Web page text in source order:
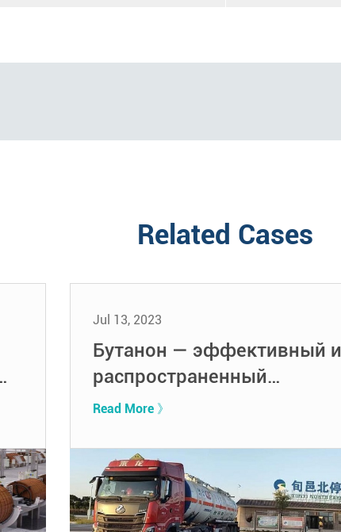
Related Cases
Jul 13, 2023
Бутанон — эффективный и
распространенный
растворитель
Read More 》